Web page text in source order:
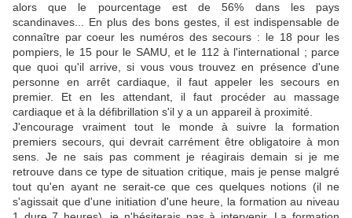
alors que le pourcentage est de 56% dans les pays
scandinaves... En plus des bons gestes, il est indispensable de
connaître par coeur les numéros des secours : le 18 pour les
pompiers, le 15 pour le SAMU, et le 112 à l'international ; parce
que quoi qu'il arrive, si vous vous trouvez en présence d'une
personne en arrêt cardiaque, il faut appeler les secours en
premier. Et en les attendant, il faut procéder au massage
cardiaque et à la défibrillation s'il y a un appareil à proximité.
J'encourage vraiment tout le monde à suivre la formation
premiers secours, qui devrait carrément être obligatoire à mon
sens. Je ne sais pas comment je réagirais demain si je me
retrouve dans ce type de situation critique, mais je pense malgré
tout qu'en ayant ne serait-ce que ces quelques notions (il ne
s'agissait que d'une initiation d'une heure, la formation au niveau